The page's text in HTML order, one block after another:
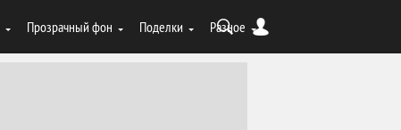
Прозрачный фон Поделки Разное